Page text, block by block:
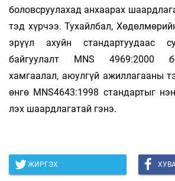
боловс­руулахад ан­хаа­рах
тэд хүрчээ. Тухайл­бал,
эрүүл ахуйн стан­дартуудаас
байгуулалт MNS 4969:2000
хамгаалал, аюул­­гүй ажил­­ла­гааны
өнгө MNS4643:1998 стан­дартыг
лэх шаард­лага­тай гэнэ.
ЖИРГЭХ